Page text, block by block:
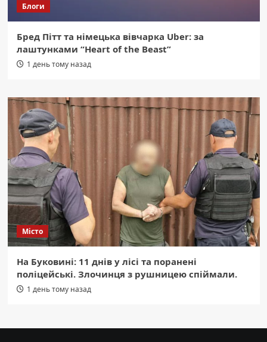
Блоги
Бред Пітт та німецька вівчарка Uber: за
лаштунками “Heart of the Beast”
1 день тому назад
Місто
На Буковині: 11 днів у лісі та поранені
поліцейські. Злочинця з рушницею спіймали.
1 день тому назад